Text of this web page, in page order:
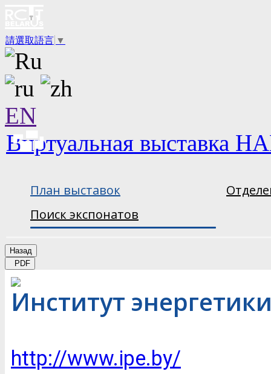
請選取語言 ▼
EN
Виртуальная выставка
План выставок
Поиск экспонатов
Назад
PDF
Институт
http://www.ipe.by/